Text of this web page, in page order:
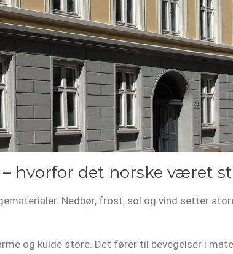
hvorfor det norske været
Nedbør, frost, sol og vind setter
og kulde store. Det fører til bevegelser i